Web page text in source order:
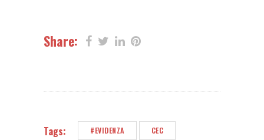
Share:
Tags: #EVIDENZA CEC